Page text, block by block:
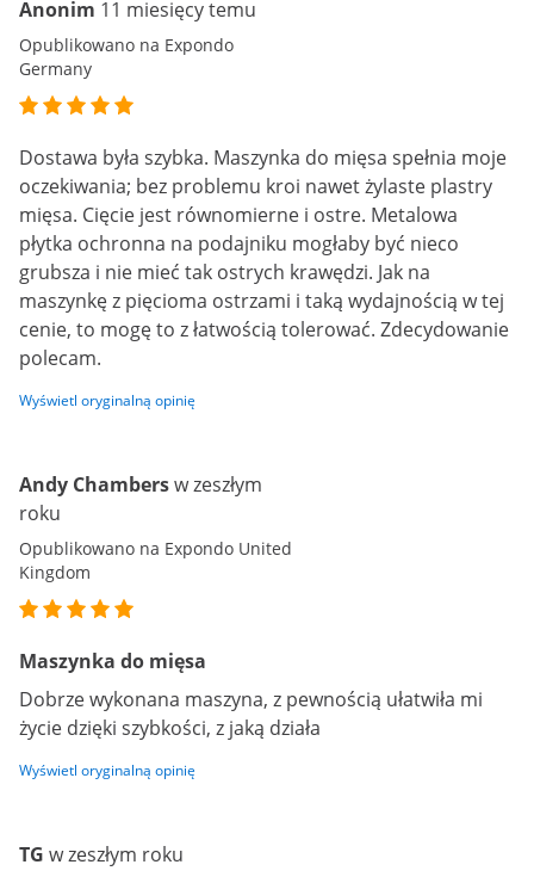
Anonim 11 miesięcy temu
Opublikowano na Expondo
Germany
Dostawa była szybka. Maszynka do mięsa spełnia moje
oczekiwania; bez problemu kroi nawet żylaste plastry
mięsa. Cięcie jest równomierne i ostre. Metalowa
płytka ochronna na podajniku mogłaby być nieco
grubsza i nie mieć tak ostrych krawędzi. Jak na
maszynkę z pięcioma ostrzami i taką wydajnością w tej
cenie, to mogę to z łatwością tolerować. Zdecydowanie
polecam.
Wyświetl oryginalną opinię
Andy Chambersw zeszłym
roku
Opublikowano na Expondo United
Kingdom
Maszynka do mięsa
Dobrze wykonana maszyna, z pewnością ułatwiła mi
życie dzięki szybkości, z jaką działa
Wyświetl oryginalną opinię
TG w zeszłym roku